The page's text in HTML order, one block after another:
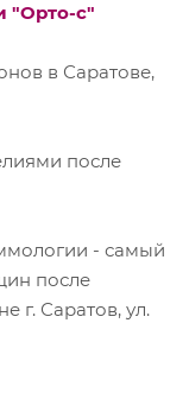
"Орто-с"
в Саратове,
после
- самый
после
г. Саратов, ул.